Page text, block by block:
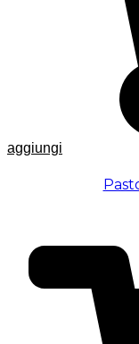
aggiungi